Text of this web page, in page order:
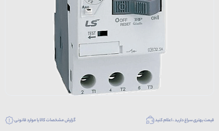
قیمت بهتری سراغ دارید ، اعلام کنید گزارش مشخصات کالا یا موارد قانونی